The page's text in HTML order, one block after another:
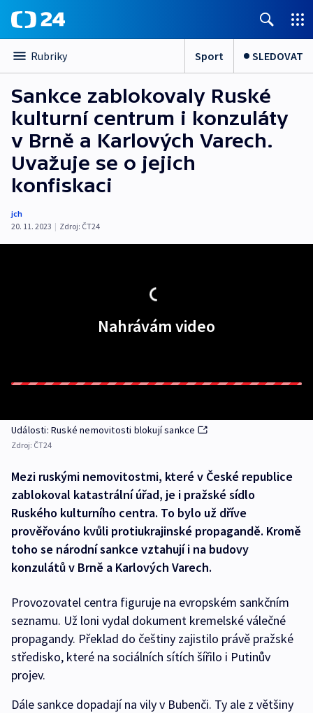
Rubriky Sport SLEDOVAT
Sankce zablokovaly Ruské
kulturní centrum i konzuláty
v Brně a Karlových Varech.
Uvažuje se o jejich
konfiskaci
jch
20. 11. 2023 | Zdroj: ČT24
Nahrávám video
Události: Ruské nemovitosti blokují sankce
Zdroj: ČT24
Mezi ruskými nemovitostmi, které v České republice
zablokoval katastrální úřad, je i pražské sídlo
Ruského kulturního centra. To bylo už dříve
prověřováno kvůli protiukrajinské propagandě. Kromě
toho se národní sankce vztahují i na budovy
konzulátů v Brně a Karlových Varech.
Provozovatel centra figuruje na evropském sankčním
seznamu. Už loni vydal dokument kremelské válečné
propagandy. Překlad do češtiny zajistilo právě pražské
středisko, které na sociálních sítích šířilo i Putinův
projev.
Dále sankce dopadají na vily v Bubenči. Ty ale z většiny